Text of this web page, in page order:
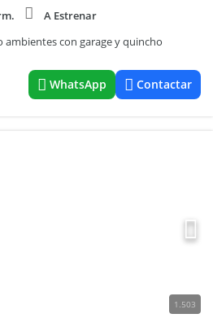
A Estrenar
ambientes con garage y quincho
WhatsApp Contactar
1.503